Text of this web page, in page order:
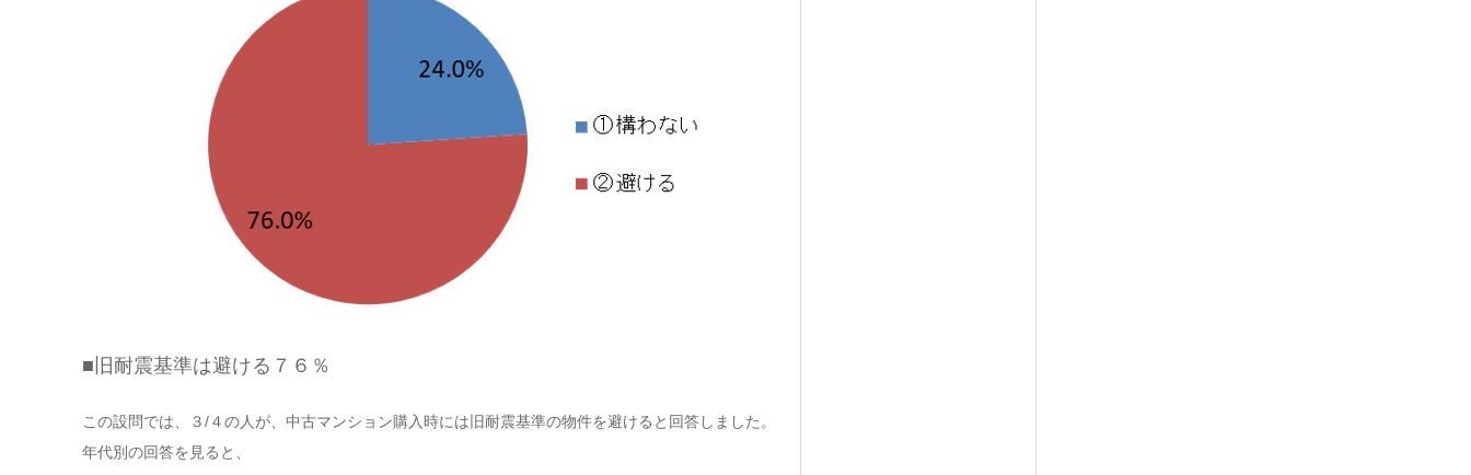
■旧耐震基準は避ける７６％
この設問では、３/４の人が、中古マンション購入時には旧耐震基準の物件を避けると回答しました。
年代別の回答を見ると、